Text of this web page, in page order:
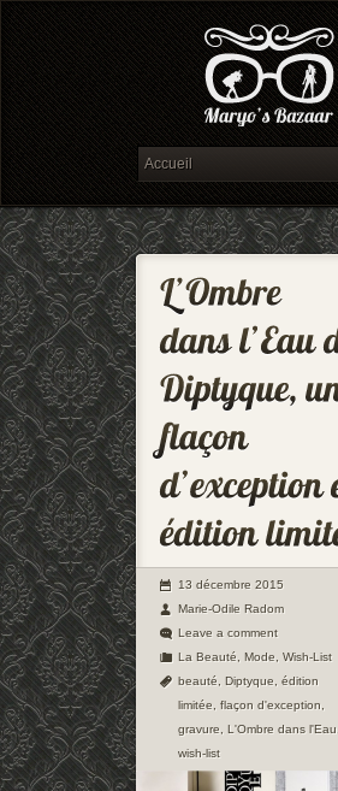
13 décembre 2015
Marie-Odile Radom
Leave a comment
La Beauté
Mode
Wish-List
beauté
Diptyque
édition
limitée
flaçon d'exception
gravure
L'Ombre dans l'Eau
wish-list